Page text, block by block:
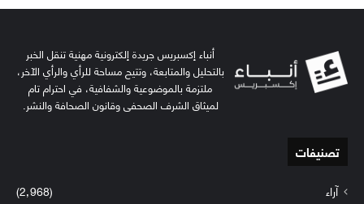
أنباء إكسبريس جريدة إلكترونية مهنية تنقل الخبر
بالتحليل والمتابعة، وتتيح مساحة للرأي والرأي الآخر،
ملتزمة بالموضوعية والشفافية، في احترام تام
لميثاق الشرف الصحفي وقانون الصحافة والنشر.
تصنيفات
آراء
(2٬968)